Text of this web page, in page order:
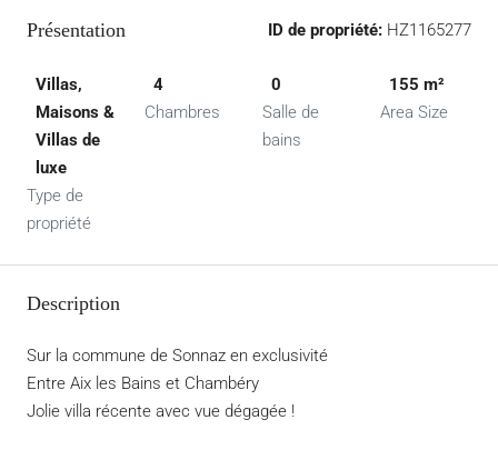
Présentation ID de propriété: HZ1165277
Villas,
Maisons &
Villas de
luxe
Type de
propriété
4
Chambres
0
Salle de
bains
155 m²
Area Size
Description
Sur la commune de Sonnaz en exclusivité
Entre Aix les Bains et Chambéry
Jolie villa récente avec vue dégagée !